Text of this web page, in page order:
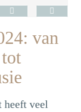
van
heeft veel